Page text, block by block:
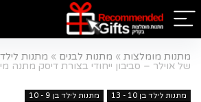
מתנות מומלצות » מתנות לבנים » מתנות לילד בן
של אוילר – סביבון ייחודי בצורת דיסק מתנה
מתנות לילד בן 10 - 13 מתנות לילד בן 9 - 10